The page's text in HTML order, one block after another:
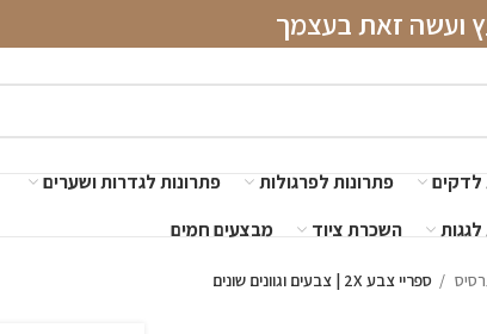
ועשה זאת בעצמך
לדקים פתרונות לפרגולות
פתרונות לגדרות ושערים
השכרת ציוד מבצעים חמים
ספריי צבע 2X | צבעים וגוונים שונים